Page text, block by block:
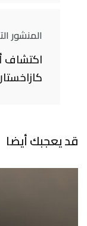
المنشور
اكتشاف
قد يعجبك أيضا